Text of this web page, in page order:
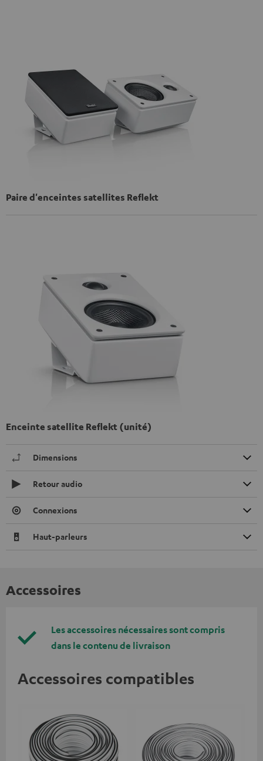
Paire d'enceintes satellites Reflekt
Enceinte satellite Reflekt (unité)
Dimensions
Retour audio
Connexions
Haut-parleurs
Accessoires
Les accessoires nécessaires sont compris
dans le contenu de livraison
Accessoires compatibles